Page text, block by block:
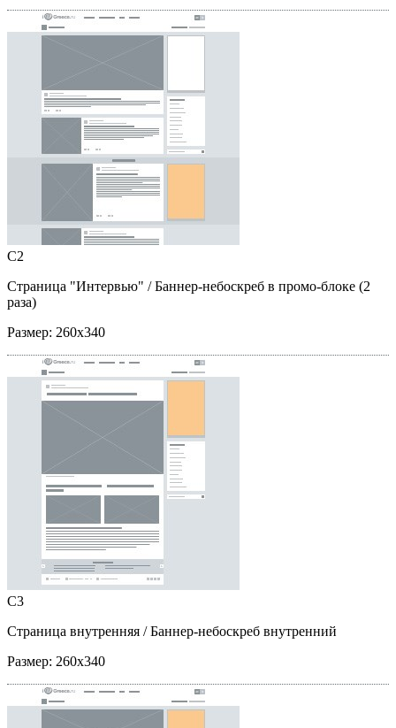
C2
Страница "Интервью" / Баннер-небоскреб в промо-блоке (2
раза)
Размер: 260x340
C3
Страница внутренняя / Баннер-небоскреб внутренний
Размер: 260x340